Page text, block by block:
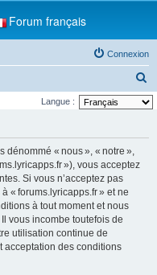
Forum français
Connexion
e
Langue :
dénommé « nous », « notre »,
»), vous acceptez
Si vous n’acceptez pas
« forums.lyricapps.fr » et ne
à tout moment et nous
vous incombe toutefois de
utilisation continue de
acceptation des conditions